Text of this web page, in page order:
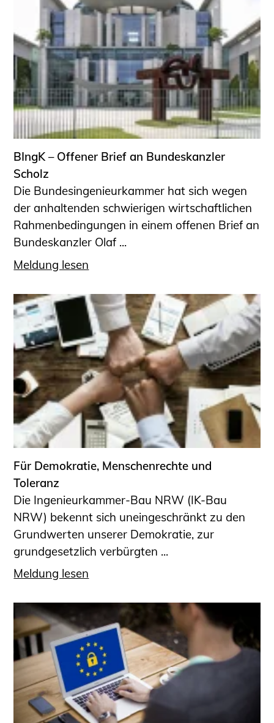
BIngK – Offener Brief an Bundeskanzler
Scholz
Die Bundesingenieurkammer hat sich wegen
der anhaltenden schwierigen wirtschaftlichen
Rahmenbedingungen in einem offenen Brief an
Bundeskanzler Olaf ...
Meldung lesen
Für Demokratie, Menschenrechte und
Toleranz
Die Ingenieurkammer-Bau NRW (IK-Bau
NRW) bekennt sich uneingeschränkt zu den
Grundwerten unserer Demokratie, zur
grundgesetzlich verbürgten ...
Meldung lesen